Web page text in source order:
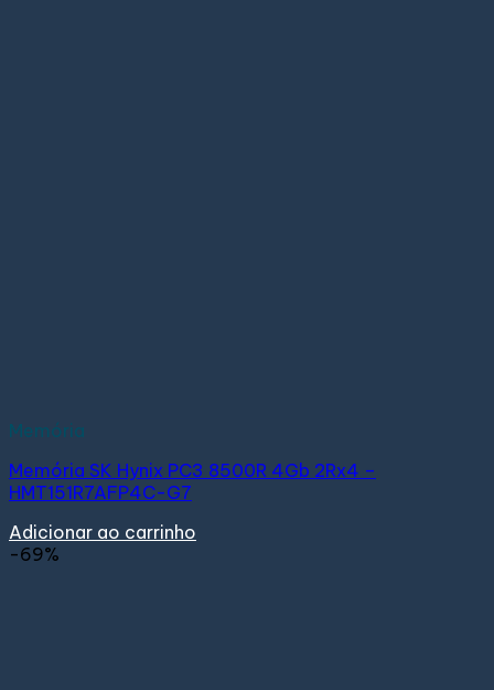
Memória
Memória SK Hynix PC3 8500R 4Gb 2Rx4 –
HMT151R7AFP4C-G7
Adicionar ao carrinho
-69%